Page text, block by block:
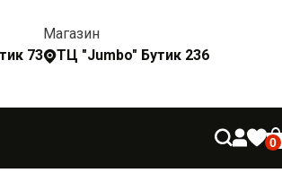
73
Магазин
ТЦ "Jumbo" Бутик 236
0